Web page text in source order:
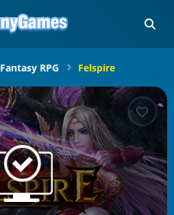
Fantasy RPG Felspire